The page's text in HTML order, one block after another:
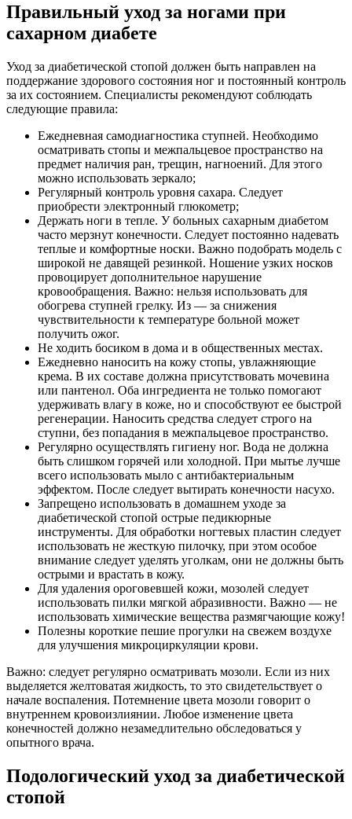
Правильный уход за ногами при
сахарном диабете
Уход за диабетической стопой должен быть направлен на
поддержание здорового состояния ног и постоянный контроль
за их состоянием. Специалисты рекомендуют соблюдать
следующие правила:
Ежедневная самодиагностика ступней. Необходимо
осматривать стопы и межпальцевое пространство на
предмет наличия ран, трещин, нагноений. Для этого
можно использовать зеркало;
Регулярный контроль уровня сахара. Следует
приобрести электронный глюкометр;
Держать ноги в тепле. У больных сахарным диабетом
часто мерзнут конечности. Следует постоянно надевать
теплые и комфортные носки. Важно подобрать модель с
широкой не давящей резинкой. Ношение узких носков
провоцирует дополнительное нарушение
кровообращения. Важно: нельзя использовать для
обогрева ступней грелку. Из — за снижения
чувствительности к температуре больной может
получить ожог.
Не ходить босиком в дома и в общественных местах.
Ежедневно наносить на кожу стопы, увлажняющие
крема. В их составе должна присутствовать мочевина
или пантенол. Оба ингредиента не только помогают
удерживать влагу в коже, но и способствуют ее быстрой
регенерации. Наносить средства следует строго на
ступни, без попадания в межпальцевое пространство.
Регулярно осуществлять гигиену ног. Вода не должна
быть слишком горячей или холодной. При мытье лучше
всего использовать мыло с антибактериальным
эффектом. После следует вытирать конечности насухо.
Запрещено использовать в домашнем уходе за
диабетической стопой острые педикюрные
инструменты. Для обработки ногтевых пластин следует
использовать не жесткую пилочку, при этом особое
внимание следует уделять уголкам, они не должны быть
острыми и врастать в кожу.
Для удаления ороговевшей кожи, мозолей следует
использовать пилки мягкой абразивности. Важно — не
использовать химические вещества размягчающие кожу!
Полезны короткие пешие прогулки на свежем воздухе
для улучшения микроциркуляции крови.
Важно: следует регулярно осматривать мозоли. Если из них
выделяется желтоватая жидкость, то это свидетельствует о
начале воспаления. Потемнение цвета мозоли говорит о
внутреннем кровоизлиянии. Любое изменение цвета
конечностей должно незамедлительно обследоваться у
опытного врача.
Подологический уход за диабетической
стопой